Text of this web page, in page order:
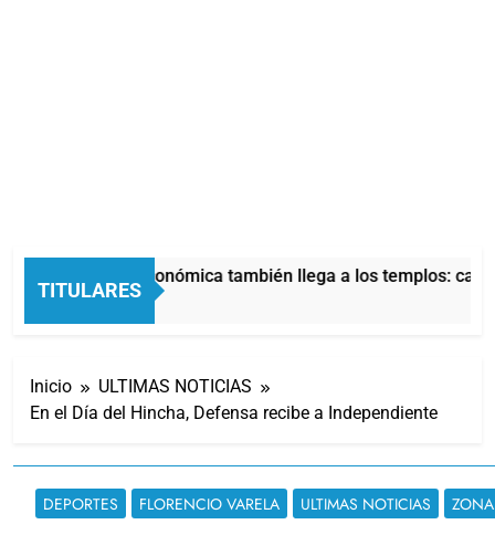
TITULARES
La crisis económica también llega a los templos: casi
11 Horas Atrás
Inicio
ULTIMAS NOTICIAS
En el Día del Hincha, Defensa recibe a Independiente
DEPORTES FLORENCIO VARELA ULTIMAS NOTICIAS